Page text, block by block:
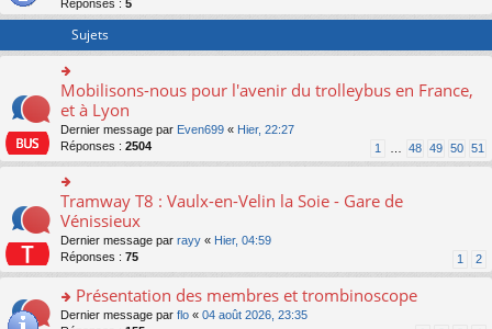
er
s
s
a
g
e
n
o
n
lu
le
pl
u
s
ré
c
e
Réponses : 5
Sujets
o
n
ult
er
le
m
s
s
a
g
n
o
Mobilisons-nous pour l'avenir du trolleybus en France,
et à Lyon
Dernier message par Even699 « Hier, 22:27
Réponses : 2504 1 48 49 50 51
o
n
ult
er
le
m
e
Tramway T8 : Vaulx-en-Velin la Soie - Gare de
Vénissieux
Dernier message par rayy « Hier, 04:59
Réponses : 75 1 2
o
Présentation des membres et trombinoscope
Dernier message par flo « 04 août 2026, 23:35